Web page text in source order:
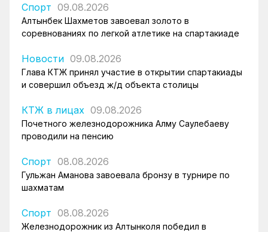
Спорт 09.08.2026
Алтынбек Шахметов завоевал золото в
соревнованиях по легкой атлетике на спартакиаде
Новости 09.08.2026
Глава КТЖ принял участие в открытии спартакиады
и совершил объезд ж/д объекта столицы
КТЖ в лицах 09.08.2026
Почетного железнодорожника Алму Саулебаеву
проводили на пенсию
Спорт 08.08.2026
Гульжан Аманова завоевала бронзу в турнире по
шахматам
Спорт 08.08.2026
Железнодорожник из Алтынколя победил в